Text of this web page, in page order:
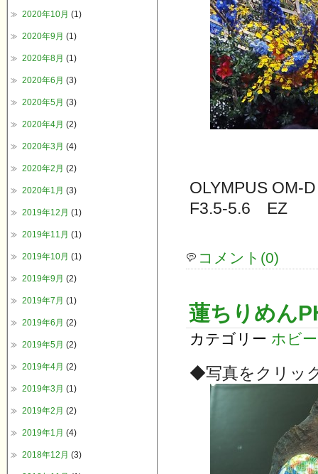
OLYMPUS
F3.5-5.6 EZ
コメント(0)
蓮ちりめん
カテゴリー ホビー
◆写真をクリッ
2020年10月 (1)
2020年9月 (1)
2020年8月 (1)
2020年6月 (3)
2020年5月 (3)
2020年4月 (2)
2020年3月 (4)
2020年2月 (2)
2020年1月 (3)
2019年12月 (1)
2019年11月 (1)
2019年10月 (1)
2019年9月 (2)
2019年7月 (1)
2019年6月 (2)
2019年5月 (2)
2019年4月 (2)
2019年3月 (1)
2019年2月 (2)
2019年1月 (4)
2018年12月 (3)